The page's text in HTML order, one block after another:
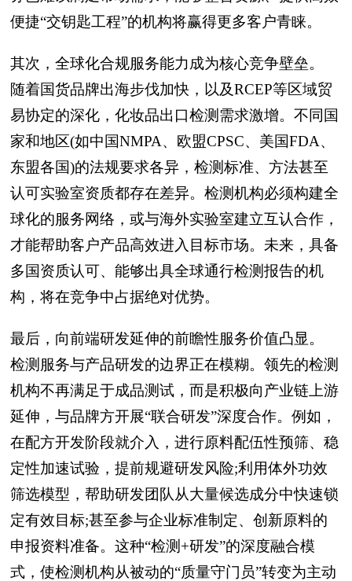
便捷“交钥匙工程”的机构将赢得更多客户青睐。
其次，全球化合规服务能力成为核心竞争壁垒。
随着国货品牌出海步伐加快，以及RCEP等区域贸
易协定的深化，化妆品出口检测需求激增。不同国
家和地区(如中国NMPA、欧盟CPSC、美国FDA、
东盟各国)的法规要求各异，检测标准、方法甚至
认可实验室资质都存在差异。检测机构必须构建全
球化的服务网络，或与海外实验室建立互认合作，
才能帮助客户产品高效进入目标市场。未来，具备
多国资质认可、能够出具全球通行检测报告的机
构，将在竞争中占据绝对优势。
最后，向前端研发延伸的前瞻性服务价值凸显。
检测服务与产品研发的边界正在模糊。领先的检测
机构不再满足于成品测试，而是积极向产业链上游
延伸，与品牌方开展“联合研发”深度合作。例如，
在配方开发阶段就介入，进行原料配伍性预筛、稳
定性加速试验，提前规避研发风险;利用体外功效
筛选模型，帮助研发团队从大量候选成分中快速锁
定有效目标;甚至参与企业标准制定、创新原料的
申报资料准备。这种“检测+研发”的深度融合模
式，使检测机构从被动的“质量守门员”转变为主动